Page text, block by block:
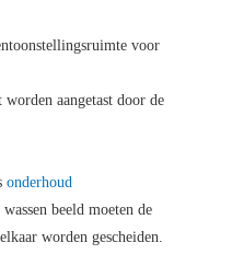
voor
aangetast door de
onderhoud
beeld moeten de
worden gescheiden.